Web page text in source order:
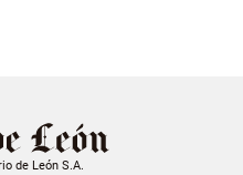
de León S.A.